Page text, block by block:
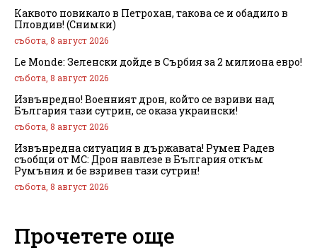
Каквото повикало в Петрохан, такова се и обадило в
Пловдив! (Снимки)
събота, 8 август 2026
Le Monde: Зеленски дойде в Сърбия за 2 милиона евро!
събота, 8 август 2026
Извънредно! Военният дрон, който се взриви над
България тази сутрин, се оказа украински!
събота, 8 август 2026
Извънредна ситуация в държавата! Румен Радев
съобщи от МС: Дрон навлезе в България откъм
Румъния и бе взривен тази сутрин!
събота, 8 август 2026
Прочетете още